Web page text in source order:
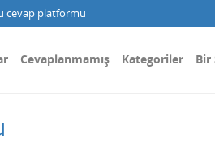
cevap platformu
Cevaplanmamış Kategoriler Bir